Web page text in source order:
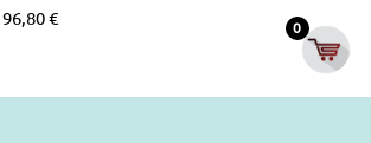
96,80€ 0